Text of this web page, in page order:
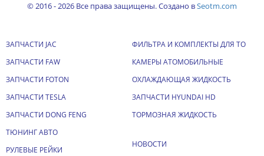
© 2016 - 2026 Все права защищены. Создано вSeotm.com
ЗАПЧАСТИ JAC
ЗАПЧАСТИ FAW
ЗАПЧАСТИ FOTON
ЗАПЧАСТИ TESLA
ЗАПЧАСТИ DONG FENG
ТЮНИНГ АВТО
РУЛЕВЫЕ РЕЙКИ
ФИЛЬТРА И КОМПЛЕКТЫ ДЛЯ ТО
КАМЕРЫ АТОМОБИЛЬНЫЕ
ОХЛАЖДАЮЩАЯ ЖИДКОСТЬ
ЗАПЧАСТИ HYUNDAI HD
ТОРМОЗНАЯ ЖИДКОСТЬ
НОВОСТИ